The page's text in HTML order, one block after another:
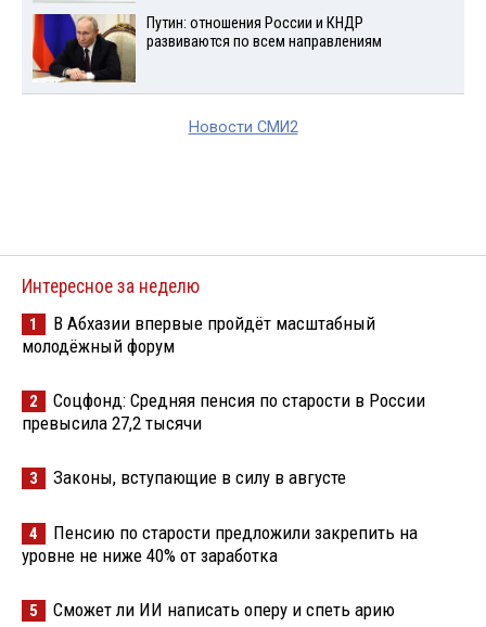
Путин: отношения России и КНДР
развиваются по всем направлениям
Новости СМИ2
Интересное за неделю
1
В Абхазии впервые пройдёт масштабный
молодёжный форум
2
Соцфонд: Средняя пенсия по старости в России
превысила 27,2 тысячи
3 Законы, вступающие в силу в августе
4
Пенсию по старости предложили закрепить на
уровне не ниже 40% от заработка
5 Сможет ли ИИ написать оперу и спеть арию